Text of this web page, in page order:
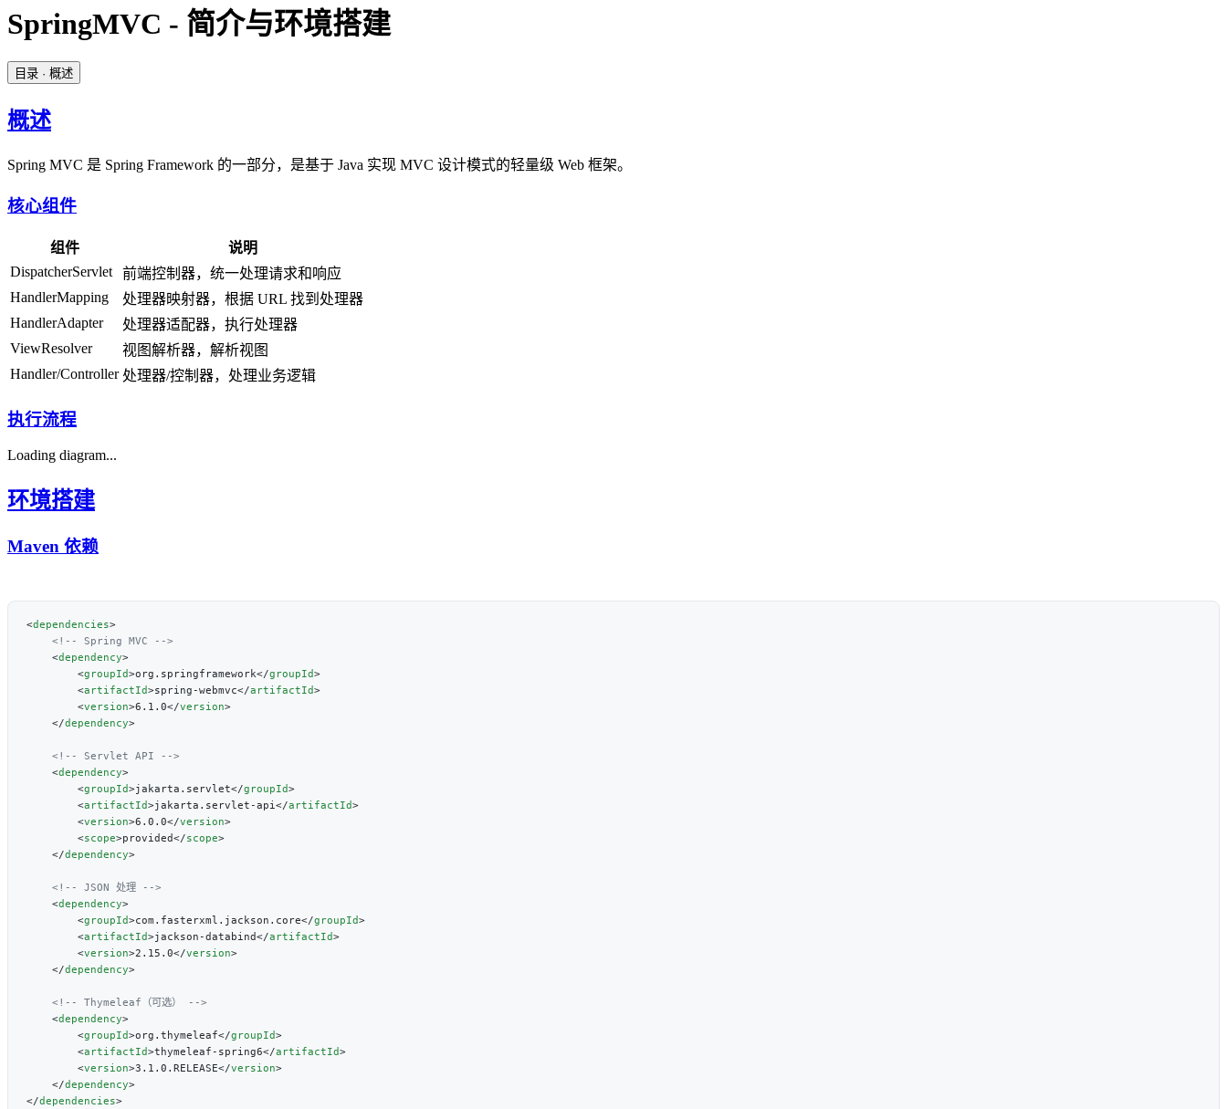
SpringMVC - 简介与环境搭建
目录 · 概述
概述
Spring MVC 是 Spring Framework 的一部分，是基于 Java 实现 MVC 设计模式的轻量级 Web 框架。
核心组件
组件
说明
DispatcherServlet
前端控制器，统一处理请求和响应
HandlerMapping
处理器映射器，根据 URL 找到处理器
HandlerAdapter
处理器适配器，执行处理器
ViewResolver
视图解析器，解析视图
Handler/Controller 处理器/控制器，处理业务逻辑
执行流程
Loading diagram...
环境搭建
Maven 依赖
<dependencies
    <
dependency
        <
groupId>org.springframework</groupId
        <
artifactId>spring-webmvc</artifactId
        <
version>6.1.0</version
    </
dependency
    <
dependency
        <
groupId>jakarta.servlet</groupId
        <
artifactId>jakarta.servlet-api</artifactId
        <
version>6.0.0</version
        <
scope>provided</scope
    </
dependency
    <
dependency
        <
groupId>com.fasterxml.jackson.core</groupId
        <
artifactId>jackson-databind</artifactId
        <
version>2.15.0</version
    </
dependency
    <
dependency
        <
groupId>org.thymeleaf</groupId
        <
artifactId>thymeleaf-spring6</artifactId
        <
version>3.1.0.RELEASE</version
    </
dependency
</dependencies